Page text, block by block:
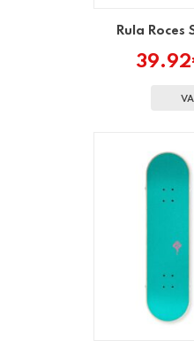
Rula Roces
39.92